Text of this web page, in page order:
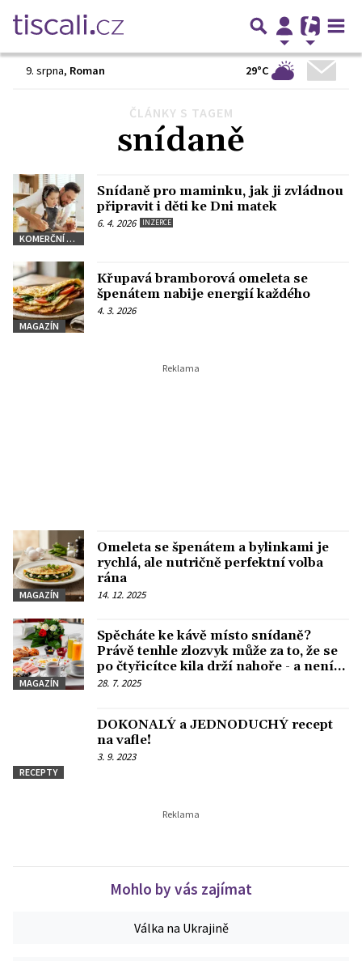
9. srpna, Roman 29°C
ČLÁNKY S TAGEM
snídaně
KOMERČNÍ SDĚLENÍ
Snídaně pro maminku, jak ji zvládnou
připravit i děti ke Dni matek
6. 4. 2026 INZERCE
MAGAZÍN
Křupavá bramborová omeleta se
špenátem nabije energií každého
4. 3. 2026
MAGAZÍN
Omeleta se špenátem a bylinkami je
rychlá, ale nutričně perfektní volba
rána
14. 12. 2025
MAGAZÍN
Spěcháte ke kávě místo snídaně?
Právě tenhle zlozvyk může za to, že se
po čtyřicítce kila drží nahoře - a není
jediný!
28. 7. 2025
RECEPTY
DOKONALÝ a JEDNODUCHÝ recept
na vafle!
3. 9. 2023
Mohlo by vás zajímat
Válka na Ukrajině